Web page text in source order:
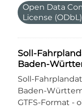
Open Data
License (ODbL)
Soll-
Baden-
Soll-
Baden-
GTFS-Format -